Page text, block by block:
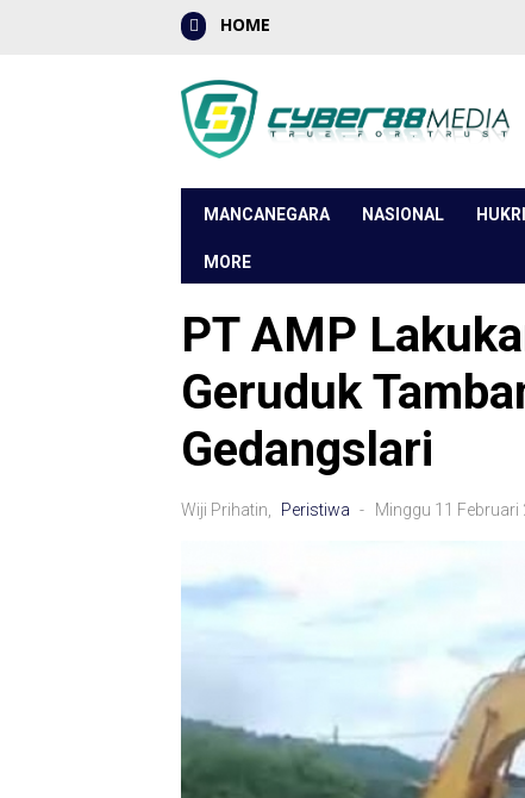
HOME
MANCANEGARA NASIONAL
MORE
PT AMP
Geruduk
Gedangslari
Wiji Prihatin, Peristiwa - Minggu 11 Februari